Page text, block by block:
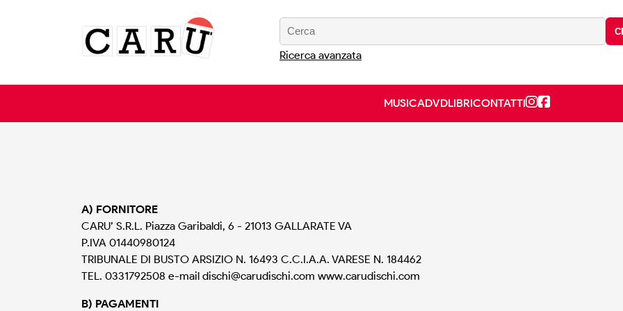
Ricerca avanzata
MUSICADVDLIBRICONTATTI
A) FORNITORE
CARU’ S.R.L. Piazza Garibaldi, 6 - 21013 GALLARATE VA
P.IVA 01440980124
TRIBUNALE DI BUSTO ARSIZIO N. 16493 C.C.I.A.A. VARESE N. 184462
TEL. 0331792508 e-mail dischi@carudischi.com www.carudischi.com
B) PAGAMENTI